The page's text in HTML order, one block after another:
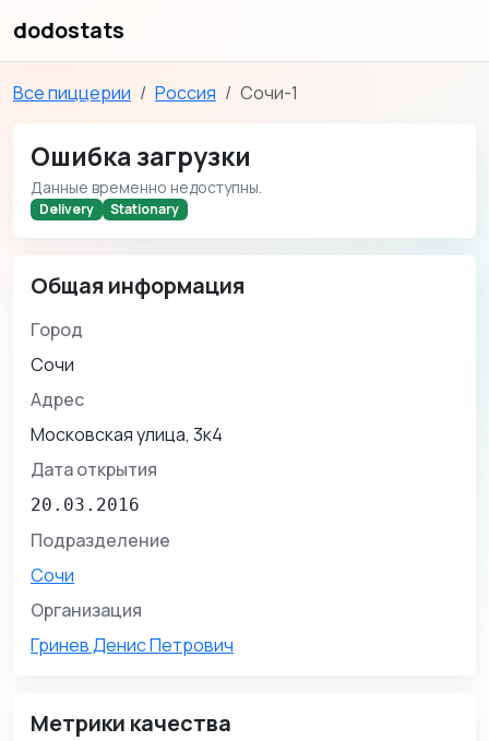
dodostats
Все пиццерии Россия Сочи-1
Ошибка загрузки
Данные временно недоступны.
Delivery Stationary
Общая информация
Город
Сочи
Адрес
Московская улица, 3к4
Дата открытия
20.03.2016
Подразделение
Сочи
Организация
Гринев Денис Петрович
Метрики качества